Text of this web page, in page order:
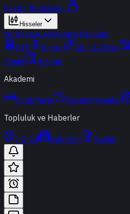
Sektör Rotasyonu
Hisseler
Yerli HisselerYabancı Hisseler
ETF
Kripto Altın & Döviz
Analiz
Araçlar
Akademi
Canlı Yayın Geçmiş Yayınlar
Topluluk ve Haberler
t-Chat Haberler Yazılar